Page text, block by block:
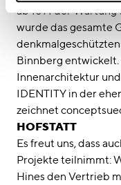
ab 1891 der
wurde das gesamte
Binnberg
Innenarchitektur
IDENTITY in der
zeichnet
HOFSTATT
Es freut uns, dass
Projekte teilnimmt:
Hines den Vertrieb